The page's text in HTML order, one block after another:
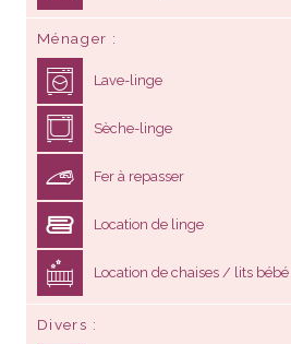
Ménager
Lave-linge
Sèche-linge
Fer à repasser
Location de linge
Location de chaises / lits bébé
Divers